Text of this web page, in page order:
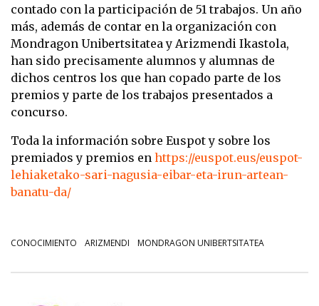
contado con la participación de 51 trabajos. Un año
más, además de contar en la organización con
Mondragon Unibertsitatea y Arizmendi Ikastola,
han sido precisamente alumnos y alumnas de
dichos centros los que han copado parte de los
premios y parte de los trabajos presentados a
concurso.
Toda la información sobre Euspot y sobre los
premiados y premios en https://euspot.eus/euspot-
lehiaketako-sari-nagusia-eibar-eta-irun-artean-
banatu-da/
CONOCIMIENTO ARIZMENDI MONDRAGON UNIBERTSITATEA